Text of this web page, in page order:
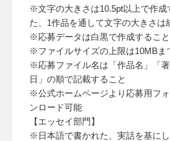
※文字の大きさは10.5pt以上で作成
た、1作品を通して文字の大きさは
※応募データは白黒で作成すること
※ファイルサイズの上限は10MBま
※応募ファイル名は「作品名」「
日」の順で記載すること
※公式ホームページより応募用フ
ンロード可能
【エッセイ部門】
※日本語で書かれた、実話を基に